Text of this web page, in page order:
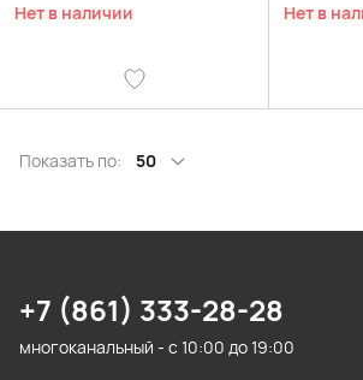
Нет в наличии Нет в
Показать по: 50
+7 (861) 333-28-28
многоканальный - с 10:00 до 19:00